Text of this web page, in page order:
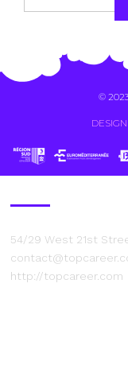
©
54/29 West 21st
http://topcareer.com